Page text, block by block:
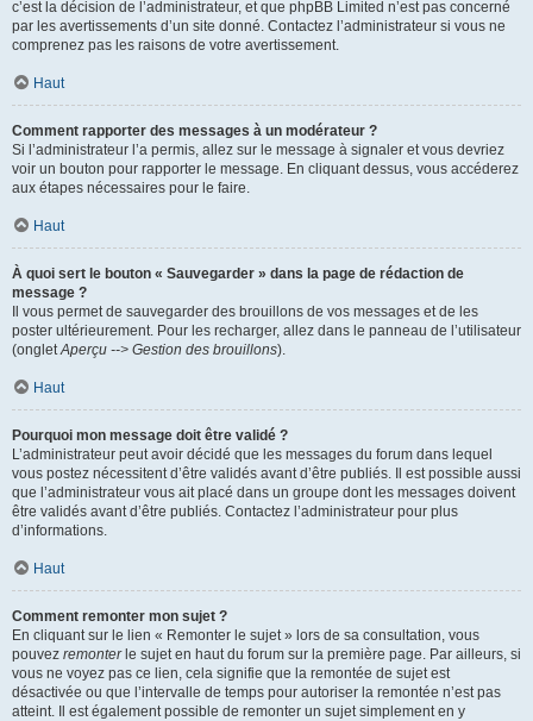
c’est la décision de l’administrateur, et que phpBB Limited n’est pas concerné
par les avertissements d’un site donné. Contactez l’administrateur si vous ne
comprenez pas les raisons de votre avertissement.
Haut
Comment rapporter des messages à un modérateur ?
Si l’administrateur l’a permis, allez sur le message à signaler et vous devriez
voir un bouton pour rapporter le message. En cliquant dessus, vous accéderez
aux étapes nécessaires pour le faire.
Haut
À quoi sert le bouton « Sauvegarder » dans la page de rédaction de
message ?
Il vous permet de sauvegarder des brouillons de vos messages et de les
poster ultérieurement. Pour les recharger, allez dans le panneau de l’utilisateur
(ongletAperçu --> Gestion des brouillons).
Haut
Pourquoi mon message doit être validé ?
L’administrateur peut avoir décidé que les messages du forum dans lequel
vous postez nécessitent d’être validés avant d’être publiés. Il est possible aussi
que l’administrateur vous ait placé dans un groupe dont les messages doivent
être validés avant d’être publiés. Contactez l’administrateur pour plus
d’informations.
Haut
Comment remonter mon sujet ?
En cliquant sur le lien « Remonter le sujet » lors de sa consultation, vous
pouvez remonterle sujet en haut du forum sur la première page. Par ailleurs, si
vous ne voyez pas ce lien, cela signifie que la remontée de sujet est
désactivée ou que l’intervalle de temps pour autoriser la remontée n’est pas
atteint. Il est également possible de remonter un sujet simplement en y